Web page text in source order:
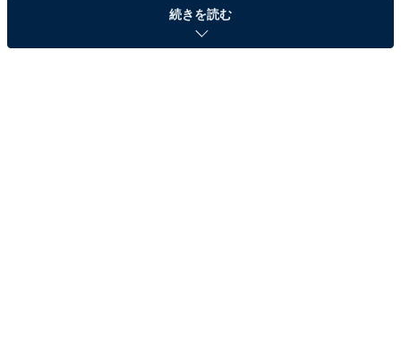
しがちな1月。そんな時期だからこそのNGポイントを考
えてみました。詳しくお伝えしていきますね。
続きを読む